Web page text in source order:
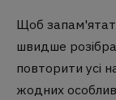
Щоб
швидше
повторити усі
жодних